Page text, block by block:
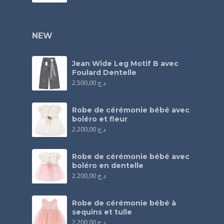
NEW
Jean Wide Leg Motif B avec
Foulard Dentelle
د.ج
Robe de cérémonie bébé avec
boléro et fleur
د.ج
Robe de cérémonie bébé avec
boléro en dentelle
د.ج
Robe de cérémonie bébé à
sequins et tulle